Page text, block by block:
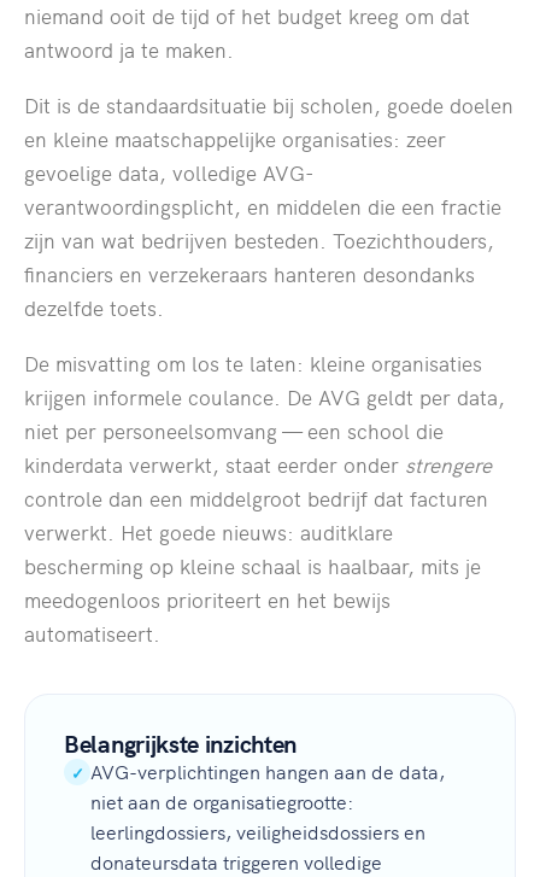
niemand ooit de tijd of het budget kreeg om dat
antwoord ja te maken.
Dit is de standaardsituatie bij scholen, goede doelen
en kleine maatschappelijke organisaties: zeer
gevoelige data, volledige AVG-
verantwoordingsplicht, en middelen die een fractie
zijn van wat bedrijven besteden. Toezichthouders,
financiers en verzekeraars hanteren desondanks
dezelfde toets.
De misvatting om los te laten: kleine organisaties
krijgen informele coulance. De AVG geldt per data,
niet per personeelsomvang — een school die
kinderdata verwerkt, staat eerder onder strengere
controle dan een middelgroot bedrijf dat facturen
verwerkt. Het goede nieuws: auditklare
bescherming op kleine schaal is haalbaar, mits je
meedogenloos prioriteert en het bewijs
automatiseert.
Belangrijkste inzichten
✓ AVG-verplichtingen hangen aan de data,
niet aan de organisatiegrootte:
leerlingdossiers, veiligheidsdossiers en
donateursdata triggeren volledige